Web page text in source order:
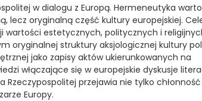
w dialogu z Europą. Hermeneutyka
lecz oryginalną część kultury europejskiej.
estetycznych, politycznych i
oryginalnej struktury aksjologicznej kultury
jako zapisy aktów ukierunkowanych na
włączające się w europejskie dyskusje
przejawia nie tylko
Europy.